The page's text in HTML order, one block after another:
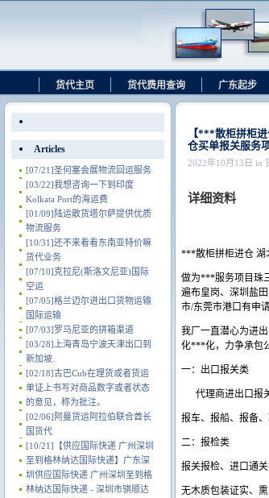
货代主页 货代费用查询 广东起步
【***散柜拼柜
仓买单报关服务
2022年10月13日 in
详细资料
***散柜拼柜进仓 湖
做为***服务项目珠
遍布皇岗、深圳盐
市/东莞市港口有申
我厂一直潜心为进
化***化，力争承包
一：出口报关类
代理商进出口报
报车、报船、报备
二：报检类
报关报检、进口通
无木质包装证实、
Articles
[07/21]圣何塞会展物流回运服务
[03/22]我想咨询一下到印度
Kolkata Port的海运费
[01/09] 陆运散货塔尔萨提供优质
物流服务
[10/31]还不来看看东南亚特价嘛
货代业务
[07/10]克拉尼(斯洛文尼亚)国际
空运
[07/05]格兰迈尔进出口货物运输
国际运输
[07/03]罗马尼亚的拼箱渠道
[03/28] 上海青岛宁波天津出口到
新加坡.
[02/18]古巴Cub在理货或者货运
单证上书写对商品数字或者状态
的意见，称为批注。
[02/06] 阿曼货运阿拉伯联合酋长
国货代
[10/21] 【供应国际快递 广州深圳
至到格林纳达国际快递】广东深
圳供应国际快递 广州深圳至到格
林纳达国际快递 - 深圳市骐顺达